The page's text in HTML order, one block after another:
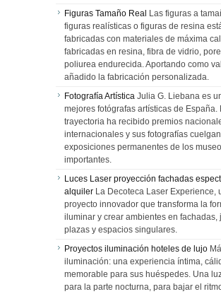
Figuras Tamaño Real Las figuras a
figuras realísticas o figuras de resina
fabricadas con materiales de máxima
fabricadas en resina, fibra de vidrio,
poliurea endurecida. Aportando como
añadido la fabricación personalizada.
Fotografía Artística Julia G. Liebana es
mejores fotógrafas artísticas de España.
trayectoria ha recibido premios
internacionales y sus fotografías
exposiciones permanentes de los
importantes.
Luces Laser proyección fachadas
alquiler La Decoteca Laser Experience,
proyecto innovador que transforma la
iluminar y crear ambientes en fachadas,
plazas y espacios singulares.
Proyectos iluminación hoteles de lujo
iluminación: una experiencia íntima,
memorable para sus huéspedes. Una
para la parte nocturna, para bajar el